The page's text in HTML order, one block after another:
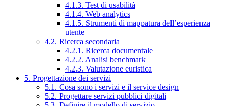
4.1.3. Test di usabilità
4.1.4. Web analytics
4.1.5. Strumenti di mappatura dell’esperienza
utente
4.2. Ricerca secondaria
4.2.1. Ricerca documentale
4.2.2. Analisi benchmark
4.2.3. Valutazione euristica
5. Progettazione dei servizi
5.1. Cosa sono i servizi e il service design
5.2. Progettare servizi pubblici digitali